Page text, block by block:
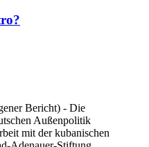
Bericht) - Die
Außenpolitik
mit der kubanischen